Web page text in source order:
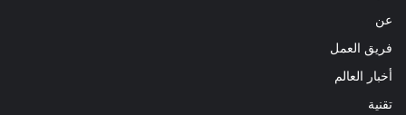
عن
فريق العمل
أخبار العالم
تقنية